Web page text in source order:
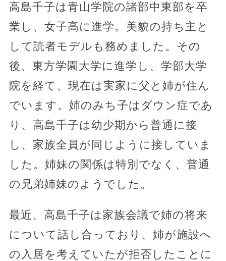
高島千子は青山学院の諸部中東部を卒
業し、女子高に進学。美貌の持ち主と
して読者モデルも務めました。その
後、東方学園大学に進学し、学部大学
院を経て、現在は実家に父と姉が住ん
でいます。姉のみち子はダウン症であ
り、高島千子は幼少期から普通に接
し、家族全員が同じように接していま
した。姉妹の関係は特別でなく、普通
の兄弟姉妹のようでした。
最近、高島千子は家族会議で姉の将来
について話し合っており、姉が施設へ
の入居を考えていたが拒否したことに